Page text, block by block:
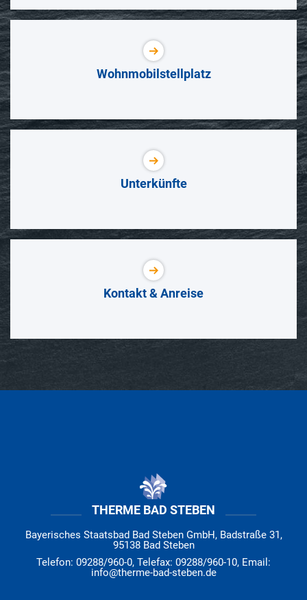
Wohnmobilstellplatz
Unterkünfte
Kontakt & Anreise
THERME BAD STEBEN
Bayerisches Staatsbad Bad Steben GmbH, Badstraße 31,
95138 Bad Steben
Telefon: 09288/960-0, Telefax: 09288/960-10, Email:
info@therme-bad-steben.de